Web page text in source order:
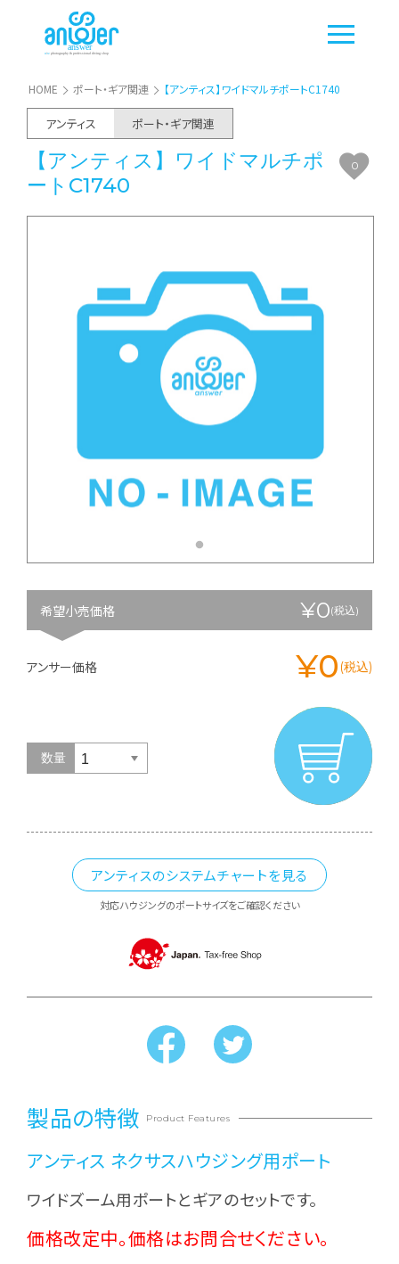
HOME ポート・ギア関連 【アンティス】ワイドマルチポートC1740
アンティス ポート・ギア関連
【アンティス】ワイドマルチポ
ートC1740
0
希望小売価格 ¥0(税込)
アンサー価格 ¥0 (税込)
数量
アンティスのシステムチャートを見る
対応ハウジングのポートサイズをご確認ください
製品の特徴 Product Features
アンティス ネクサスハウジング用ポート
ワイドズーム用ポートとギアのセットです。
価格改定中。価格はお問合せください。